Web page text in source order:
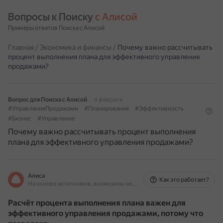
Вопросы к Поиску с Алисой
Примеры ответов Поиска с Алисой
Главная / Экономика и финансы / Почему важно рассчитывать
процент выполнения плана для эффективного управления
продажами?
Вопрос для Поиска с Алисой
4 февраля
#УправлениеПродажами
#Планирование
#Эффективность
#Бизнес
#Управление
Почему важно рассчитывать процент выполнения
плана для эффективного управления продажами?
Алиса
На основе источников, возможны неточности
Как это работает?
Расчёт процента выполнения плана важен для
эффективного управления продажами, потому что